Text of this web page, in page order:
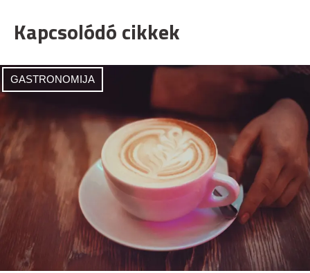
Kapcsolódó cikkek
GASTRONOMIJA